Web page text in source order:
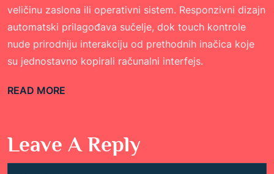
veličinu zaslona ili operativni sistem. Responzivni dizajn
automatski prilagođava sučelje, dok touch kontrole
nude prirodniju interakciju od prethodnih inačica koje
su jednostavno kopirali računalni interfejs.
READ MORE
Leave A Reply